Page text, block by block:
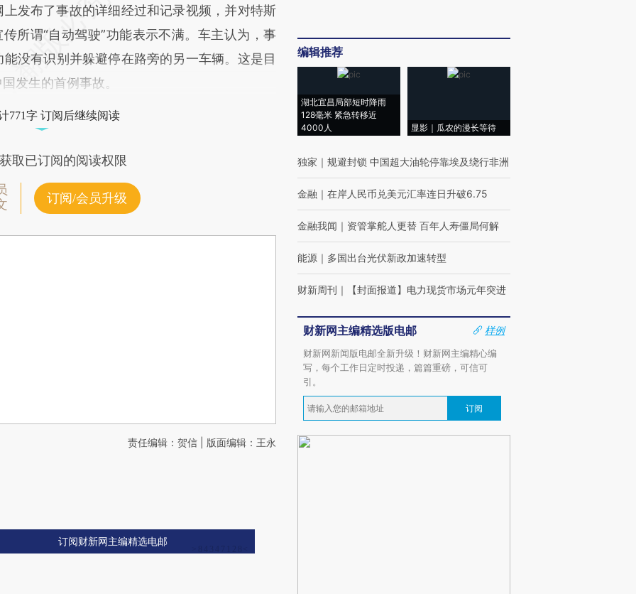
布了事故的详细经过和记录视频，并对特斯
所谓“自动驾驶”功能表示不满。车主认为，事
没有识别并躲避停在路旁的另一车辆。这是目
发生的首例事故。
771字 订阅后继续阅读
取已订阅的阅读权限
订阅/会员升级
责任编辑：贺信 | 版面编辑：王永
订阅财新网主编精选电邮
编辑推荐
湖北宜昌局部短时降雨
128毫米 紧急转移近
4000人
显影｜瓜农的漫长等待
独家 ｜ 规避封锁 中国超大油轮停靠埃及绕行非洲
金融 ｜ 在岸人民币兑美元汇率连日升破6.75
金融我闻 ｜ 资管掌舵人更替 百年人寿僵局何解
能源 ｜ 多国出台光伏新政加速转型
财新周刊 ｜ 【封面报道】电力现货市场元年突进
财新网主编精选版电邮
样例
财新网新闻版电邮全新升级！财新网主编精心编
写，每个工作日定时投递，篇篇重磅，可信可
引。
订阅